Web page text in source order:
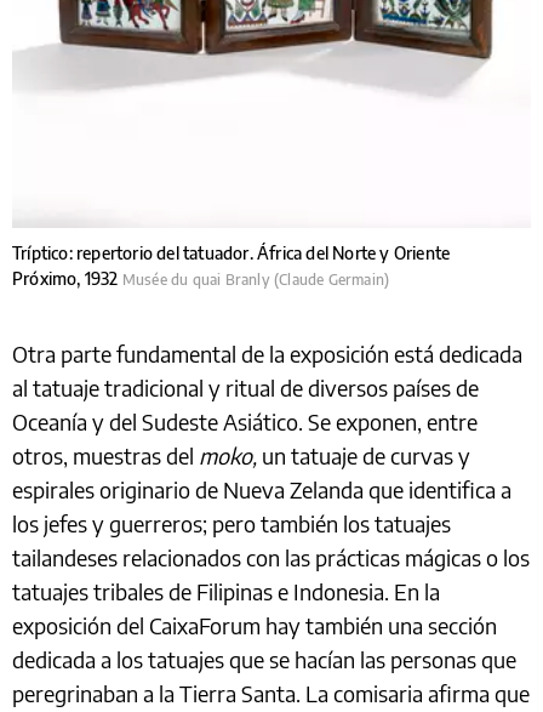
Tríptico: repertorio del tatuador. África del Norte y Oriente
Próximo, 1932 Musée du quai Branly (Claude Germain)
Otra parte fundamental de la exposición está dedicada
al tatuaje tradicional y ritual de diversos países de
Oceanía y del Sudeste Asiático. Se exponen, entre
otros, muestras del moko, un tatuaje de curvas y
espirales originario de Nueva Zelanda que identifica a
los jefes y guerreros; pero también los tatuajes
tailandeses relacionados con las prácticas mágicas o los
tatuajes tribales de Filipinas e Indonesia. En la
exposición del CaixaForum hay también una sección
dedicada a los tatuajes que se hacían las personas que
peregrinaban a la Tierra Santa. La comisaria afirma que